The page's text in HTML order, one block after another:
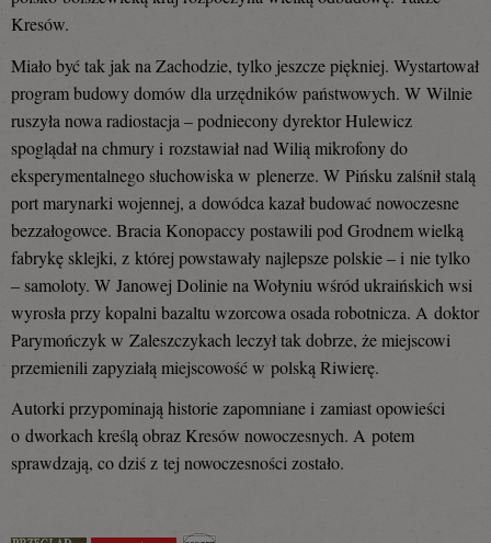
Kresów.
Miało być tak jak na Zachodzie, tylko jeszcze piękniej. Wystartował
program budowy domów dla urzędników państwowych. W Wilnie
ruszyła nowa radiostacja – podniecony dyrektor Hulewicz
spoglądał na chmury i rozstawiał nad Wilią mikrofony do
eksperymentalnego słuchowiska w plenerze. W Pińsku zalśnił stalą
port marynarki wojennej, a dowódca kazał budować nowoczesne
bezzałogowce. Bracia Konopaccy postawili pod Grodnem wielką
fabrykę sklejki, z której powstawały najlepsze polskie – i nie tylko
– samoloty. W Janowej Dolinie na Wołyniu wśród ukraińskich wsi
wyrosła przy kopalni bazaltu wzorcowa osada robotnicza. A doktor
Parymończyk w Zaleszczykach leczył tak dobrze, że miejscowi
przemienili zapyziałą miejscowość w polską Riwierę.
Autorki przypominają historie zapomniane i zamiast opowieści
o dworkach kreślą obraz Kresów nowoczesnych. A potem
sprawdzają, co dziś z tej nowoczesności zostało.